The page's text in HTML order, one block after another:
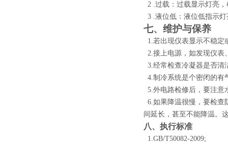
2 .过载：过载显示灯亮
3 .液位低：液位低指示
七、维护与保养
1.若出现仪表显示不稳定
2.接上电源，如发现仪表
3.经常检查冷凝器是否清
4.制冷系统是个密闭的有
5.外电路检修后，要注意
6.如果降温很慢，要检查
间延长，甚至不能降温。
八、执行标准
1.GB/T50082-2009;